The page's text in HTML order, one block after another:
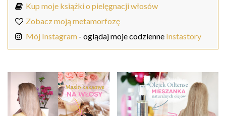
Kup moje książki o pielęgnacji włosów
Zobacz moją metamorfozę
Mój Instagram - oglądaj moje codzienne Instastory